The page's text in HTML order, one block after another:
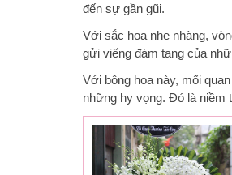
đến sự gần gũi.
Với sắc hoa nhẹ nhàng,
gửi viếng đám tang của
Với bông hoa này, mối
những hy vọng. Đó là niềm